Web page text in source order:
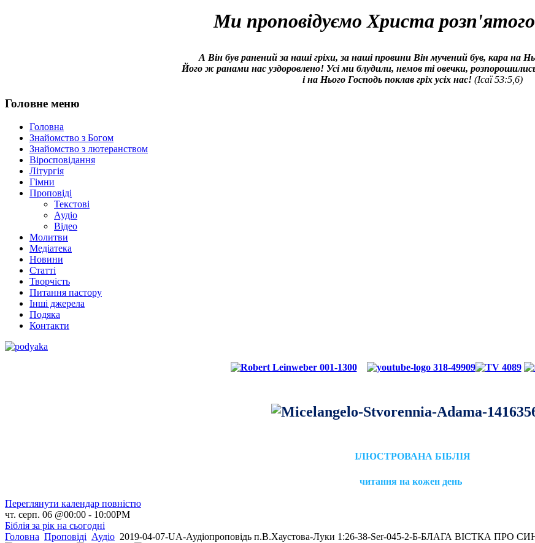
Ми проповідуємо Христа розп'ятого
А Він був ранений за наші гріхи, за наші провини Він мучений був, кара на
Його ж ранами нас уздоровлено! Усі ми блудили, немов ті овечки,
і на Нього Господь поклав гріх усіх нас! (Ісаї 53:5,6)
Головне меню
Головна
Знайомство з Богом
Знайомство з лютеранством
Віросповідання
Літургія
Гімни
Проповіді
Текстові
Аудіо
Відео
Молитви
Медіатека
Новини
Статті
Творчість
Питання пастору
Інші джерела
Подяка
Контакти
ІЛЮСТРОВАНА БІБЛІЯ
читання на кожен день
Переглянути календар повністю
чт. серп. 06 @00:00 - 10:00PM
Біблія за рік на сьогодні
Головна Проповіді Аудіо 2019-04-07-UA-Аудіопроповідь п.В.Хаустова-Луки 1:26-38-Ser-045-2-Б-БЛАГА ВІСТКА ПРО